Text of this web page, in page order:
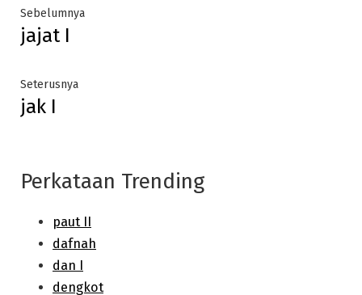
Post
navigation
SebelumnyaPrevious
jajat I
SeterusnyaNext
jak I
Perkataan Trending